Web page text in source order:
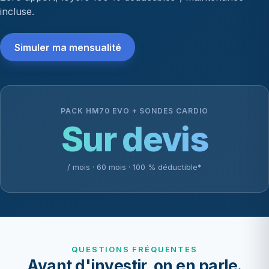
incluse.
Simuler ma mensualité
PACK HM70 EVO + SONDES CARDIO
Sur devis
/ mois · 60 mois · 100 % déductible*
QUESTIONS FRÉQUENTES